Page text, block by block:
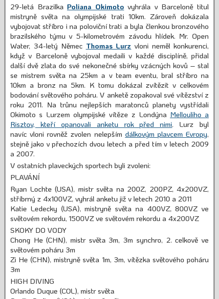
29-letá Brazilka Poliana Okimoto vyhrála v Barceloně titul
mistryně světa na olympijské trati 10km. Zároveň dokázala
vybojovat stříbro i na poloviční trati a byla členkou bronzového
brazilského týmu v 5-kilometrovém závodu hlídek. Mr. Open
Water, 34-letý Němec Thomas Lurz vloni neměl konkurenci,
když v Barceloně vybojoval medaili v každé disciplíně, přidal
další dvě zlata do své nekonečné sbírky vzácných kovů – stal
se mistrem světa na 25km a v team eventu, bral stříbro na
10km a bronz na 5km. K tomu dokázal zvítězit v celkovém
bodování světového poháru. V anketě zopakoval své vítězství z
roku 2011. Na trůnu nejlepších maratonců planety vystřídali
Okimoto s Lurzem olympijské vítěze z Londýna Mellouliho a
Risztov, kteří opanovali anketu rok před nimi. Lurz byl
navíc vloni rovněž zvolen nelepším dálkovým plavcem Evropy,
stejně jako v přechozích dvou letech a před tím v letech 2009
a 2007.
V ostatních plaveckých sportech byli zvoleni:
PLAVÁNÍ
Ryan Lochte (USA), mistr světa na 200Z, 200PZ, 4x200VZ,
stříbrný z 4x100VZ, vyhrál anketu již v letech 2010 a 2011
Katie Ledecky (USA), mistryně světa na 400VZ, 800VZ ve
světovém rekordu, 1500VZ ve světovém rekordu a 4x200VZ
SKOKY DO VODY
Chong He (CHN), mistr světa 3m, 3m synchro, 2. celkově ve
světovém poháru 3m
Zi He (CHN), mistryně světa 1m, 3m, vítězka světového poháru
3m
HIGH DIVING
Orlando Duque (COL), mistr světa